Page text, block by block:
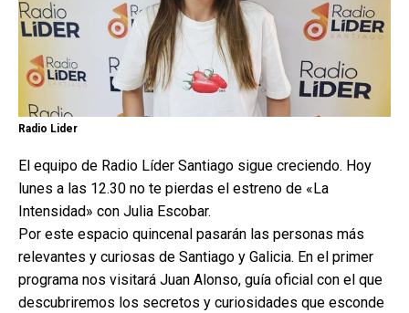
Radio Lider
El equipo de Radio Líder Santiago sigue creciendo. Hoy
lunes a las 12.30 no te pierdas el estreno de «La
Intensidad» con Julia Escobar.
Por este espacio quincenal pasarán las personas más
relevantes y curiosas de Santiago y Galicia. En el primer
programa nos visitará Juan Alonso, guía oficial con el que
descubriremos los secretos y curiosidades que esconde